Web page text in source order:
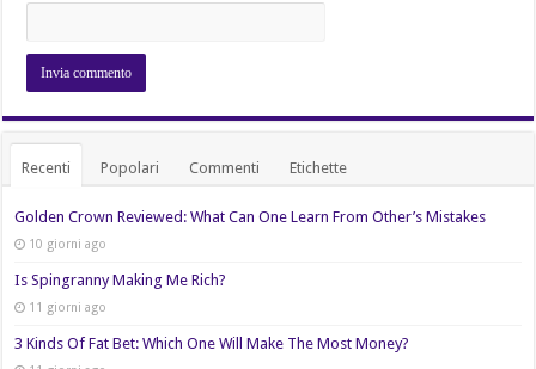
Recenti Popolari Commenti Etichette
Golden Crown Reviewed: What Can One Learn From Other’s Mistakes
10 giorni ago
Is Spingranny Making Me Rich?
11 giorni ago
3 Kinds Of Fat Bet: Which One Will Make The Most Money?